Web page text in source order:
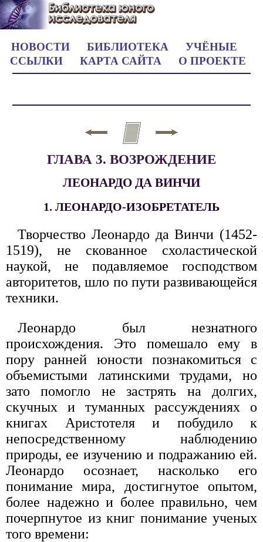
НОВОСТИ БИБЛИОТЕКА
УЧЁНЫЕ
ССЫЛКИ
КАРТА САЙТА О ПРОЕКТЕ
ГЛАВА 3. ВОЗРОЖДЕНИЕ
ЛЕОНАРДО ДА ВИНЧИ
1. ЛЕОНАРДО-ИЗОБРЕТАТЕЛЬ
Творчество Леонардо да Винчи (1452-
1519), не скованное схоластической
наукой, не подавляемое господством
авторитетов, шло по пути развивающейся
техники.
Леонардо был незнатного
происхождения. Это помешало ему в
пору ранней юности познакомиться с
объемистыми латинскими трудами, но
зато помогло не застрять на долгих,
скучных и туманных рассуждениях о
книгах Аристотеля и побудило к
непосредственному наблюдению
природы, ее изучению и подражанию ей.
Леонардо осознает, насколько его
понимание мира, достигнутое опытом,
более надежно и более правильно, чем
почерпнутое из книг понимание ученых
того времени: